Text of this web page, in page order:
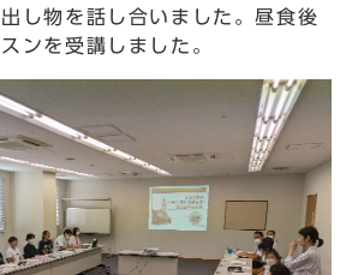
し物を話し合いました。昼食後
ンを受講しました。